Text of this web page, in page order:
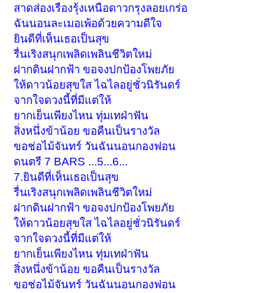
สาดส่องเรืองรุ้งเหนือดาวกรุงลอยเกร่อ
ฉันนอนละเมอเพ้อด้วยความดีใจ
ยินดีที่เห็นเธอเป็นสุข
รื่นเริงสนุกเพลิดเพลินชีวิตใหม่
ฝากดินฝากฟ้า ขอจงปกป้องโพยภัย
ให้ดาวน้อยสุขใส ไฉไลอยู่ชั่วนิรันดร์
จากใจดวงนี้ที่มีแต่ให้
ยากเย็นเพียงไหน ทุ่มเทฝ่าฟัน
สิ่งหนึ่งข้าน้อย ขอคืนเป็นรางวัล
ขอช่อไม้จันทร์ วันฉันนอนกองฟอน
ดนตรี 7 BARS ...5...6...
7.ยินดีที่เห็นเธอเป็นสุข
รื่นเริงสนุกเพลิดเพลินชีวิตใหม่
ฝากดินฝากฟ้า ขอจงปกป้องโพยภัย
ให้ดาวน้อยสุขใส ไฉไลอยู่ชั่วนิรันดร์
จากใจดวงนี้ที่มีแต่ให้
ยากเย็นเพียงไหน ทุ่มเทฝ่าฟัน
สิ่งหนึ่งข้าน้อย ขอคืนเป็นรางวัล
ขอช่อไม้จันทร์ วันฉันนอนกองฟอน